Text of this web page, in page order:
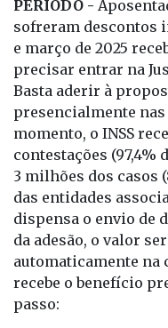
PERÍODO -
sofreram descontos
e março de 2025
precisar entrar na
Basta aderir à
presencialmente nas
momento, o INSS
contestações (97,4%
3 milhões dos casos
das entidades
dispensa o envio de
da adesão, o valor
automaticamente na
recebe o benefício
passo: